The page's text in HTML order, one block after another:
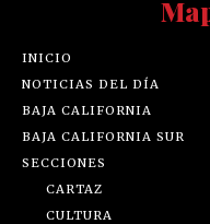
INICIO
NOTICIAS DEL DÍA
BAJA CALIFORNIA
BAJA CALIFORNIA SUR
SECCIONES
CARTAZ
CULTURA